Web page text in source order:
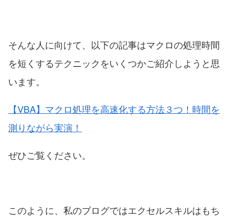
そんな人に向けて、以下の記事はマクロの処理時間
を短くするテクニックをいくつかご紹介しようと思
います。
【VBA】マクロ処理を高速化する方法３つ！時間を
測りながら実演！
ぜひご覧ください。
このように、私のブログではエクセルスキルはもち